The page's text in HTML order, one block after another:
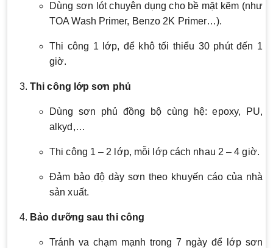
Dùng sơn lót chuyên dụng cho bề mặt kẽm (như
TOA Wash Primer, Benzo 2K Primer…).
Thi công 1 lớp, để khô tối thiểu 30 phút đến 1
giờ.
Thi công lớp sơn phủ
Dùng sơn phủ đồng bộ cùng hệ: epoxy, PU,
alkyd,…
Thi công 1 – 2 lớp, mỗi lớp cách nhau 2 – 4 giờ.
Đảm bảo độ dày sơn theo khuyến cáo của nhà
sản xuất.
Bảo dưỡng sau thi công
Tránh va chạm mạnh trong 7 ngày để lớp sơn